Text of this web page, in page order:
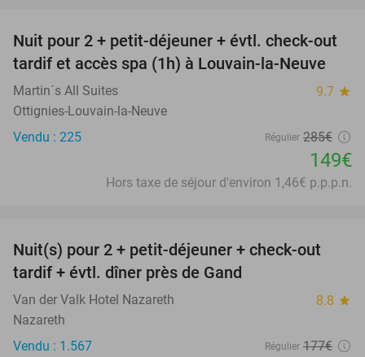
48%
Nuit pour 2 + petit-déjeuner + évtl. check-out
tardif et accès spa (1h) à Louvain-la-Neuve
Martin´s All Suites 9.7 star
Ottignies-Louvain-la-Neuve
Vendu : 225
Régulier 285€
149€
Hors taxe de séjour d'environ 1,46€ p.p.p.n.
33%
Nuit(s) pour 2 + petit-déjeuner + check-out
tardif + évtl. dîner près de Gand
Van der Valk Hotel Nazareth 8.8 star
Nazareth
Vendu : 1.567
Régulier 177€